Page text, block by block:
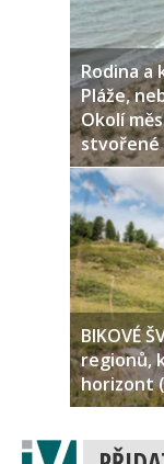
Rodina a
Pláže,
Okolí
stvořené
BIKOVÉ
regionů,
horizont